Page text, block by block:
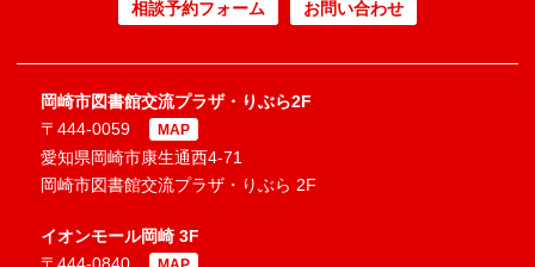
相談予約フォーム お問い合わせ
岡崎市図書館交流プラザ・りぶら2F
〒444-0059
MAP
愛知県岡崎市康生通西4-71
岡崎市図書館交流プラザ・りぶら 2F
イオンモール岡崎 3F
〒444-0840